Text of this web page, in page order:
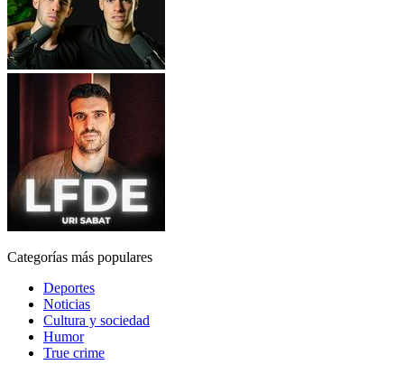
Categorías más populares
Deportes
Noticias
Cultura y sociedad
Humor
True crime